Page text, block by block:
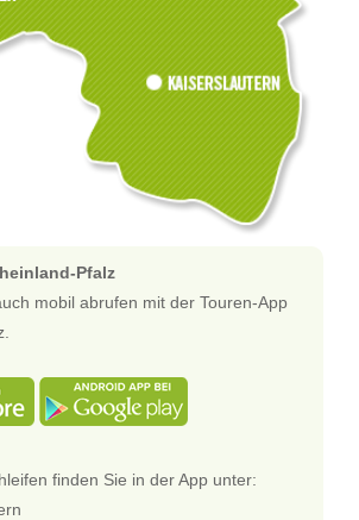
Pfalz
mobil abrufen mit der Touren-App
finden Sie in der App unter: